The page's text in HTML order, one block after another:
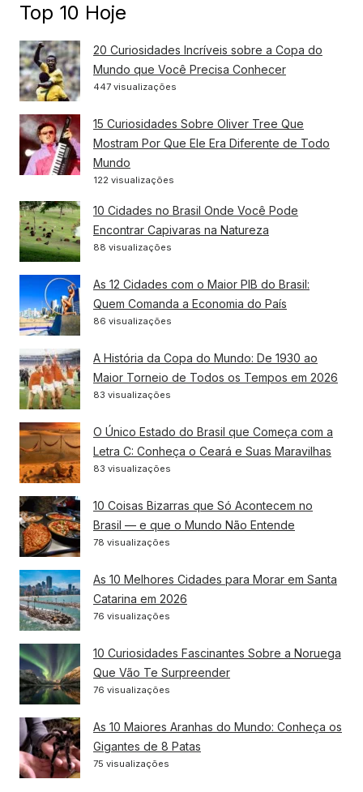
Top 10 Hoje
20 Curiosidades Incríveis sobre a Copa do
Mundo que Você Precisa Conhecer
447 visualizações
15 Curiosidades Sobre Oliver Tree Que
Mostram Por Que Ele Era Diferente de Todo
Mundo
122 visualizações
10 Cidades no Brasil Onde Você Pode
Encontrar Capivaras na Natureza
88 visualizações
As 12 Cidades com o Maior PIB do Brasil:
Quem Comanda a Economia do País
86 visualizações
A História da Copa do Mundo: De 1930 ao
Maior Torneio de Todos os Tempos em 2026
83 visualizações
O Único Estado do Brasil que Começa com a
Letra C: Conheça o Ceará e Suas Maravilhas
83 visualizações
10 Coisas Bizarras que Só Acontecem no
Brasil — e que o Mundo Não Entende
78 visualizações
As 10 Melhores Cidades para Morar em Santa
Catarina em 2026
76 visualizações
10 Curiosidades Fascinantes Sobre a Noruega
Que Vão Te Surpreender
76 visualizações
As 10 Maiores Aranhas do Mundo: Conheça os
Gigantes de 8 Patas
75 visualizações